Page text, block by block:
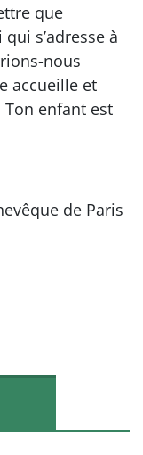
que
s’adresse à
nous
accueille et
Ton enfant est
de Paris